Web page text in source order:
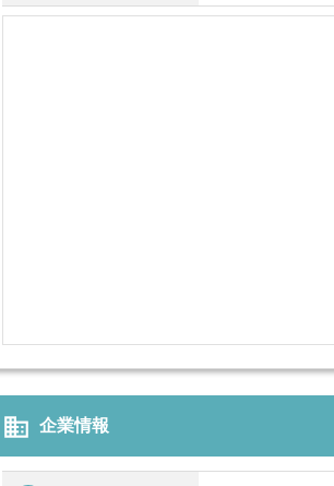
business 企業情報